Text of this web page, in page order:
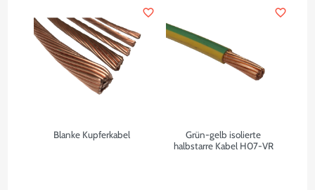
Blanke Kupferkabel
favorite_border
Grün-gelb isolierte
halbstarre Kabel H07-VR
favorite_border